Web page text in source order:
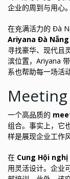
企业的周到与用心。
在充满活力的 Đà
Ariyana Đà Nẵng
寻找豪华、现代且
滨位置，Ariyana
系也帮助每一场活
Meeting
一个高品质的
组合。事实上，它
样是展现企业工作
在 Cung Hội
用灵活设计。企业